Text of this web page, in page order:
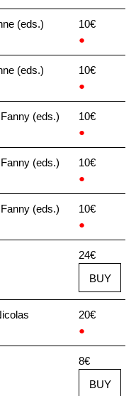
(eds.)
10€
●
(eds.)
10€
●
(eds.)
10€
●
(eds.)
10€
●
(eds.)
10€
●
24€
BUY
20€
●
8€
BUY